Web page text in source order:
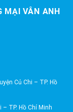
MẠI VÂN ANH
Củ Chi – TP. Hồ
TP. Hồ Chí Minh